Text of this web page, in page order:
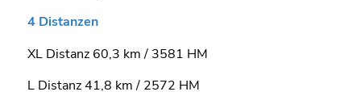
4 Distanzen
XL Distanz 60,3 km / 3581 HM
L Distanz 41,8 km / 2572 HM